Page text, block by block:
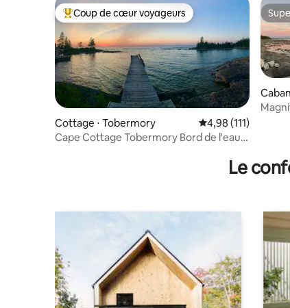
Coups de cœur voyageurs les plus appréciés
Coup de cœur voyageurs
Cottage ⋅ Tobermory Évaluation
4,98 (111)
Cape Cottage Tobermory Bord de l'eau
Le